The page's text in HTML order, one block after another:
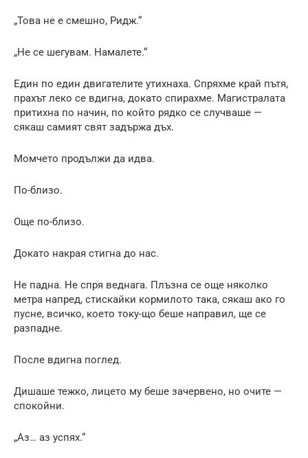
„Това не е смешно, Ридж.“
„Не се шегувам. Намалете.“
Един по един двигателите утихнаха. Спряхме край пътя,
прахът леко се вдигна, докато спирахме. Магистралата
притихна по начин, по който рядко се случваше —
сякаш самият свят задържа дъх.
Момчето продължи да идва.
По-близо.
Още по-близо.
Докато накрая стигна до нас.
Не падна. Не спря веднага. Плъзна се още няколко
метра напред, стискайки кормилото така, сякаш ако го
пусне, всичко, което току-що беше направил, ще се
разпадне.
После вдигна поглед.
Дишаше тежко, лицето му беше зачервено, но очите —
спокойни.
„Аз… аз успях.“